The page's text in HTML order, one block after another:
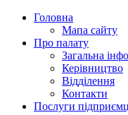
Головна
Мапа сайту
Про палату
Загальна
Керівництво
Відділення
Контакти
Послуги